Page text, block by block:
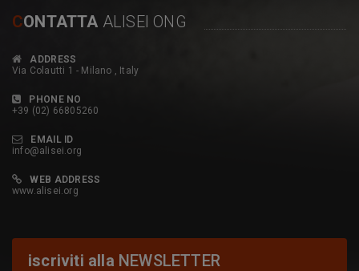
CONTATTA ALISEI ONG
ADDRESS
Via Colautti 1 - Milano , Italy
PHONE NO
+39 (02) 66805260
EMAIL ID
info@alisei.org
WEB ADDRESS
www.alisei.org
iscriviti alla NEWSLETTER